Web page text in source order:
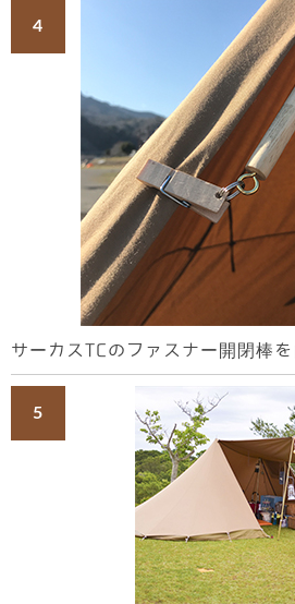
サーカスTCのファスナー開閉棒